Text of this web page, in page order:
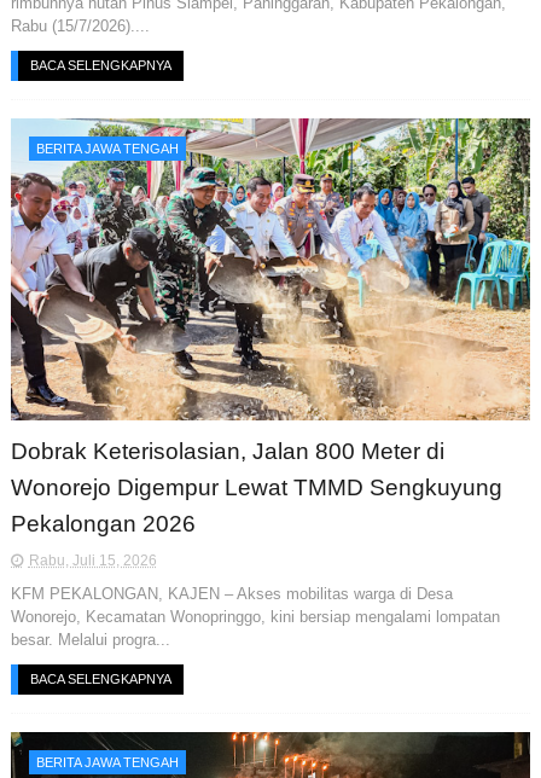
Rabu (15/7/2026)....
BACA SELENGKAPNYA
BERITA JAWA TENGAH
Dobrak Keterisolasian, Jalan 800 Meter di
Wonorejo Digempur Lewat TMMD Sengkuyung
Pekalongan 2026
Rabu, Juli 15, 2026
KFM PEKALONGAN, KAJEN – Akses mobilitas warga di Desa
Wonorejo, Kecamatan Wonopringgo, kini bersiap mengalami lompatan
besar. Melalui progra...
BACA SELENGKAPNYA
BERITA JAWA TENGAH